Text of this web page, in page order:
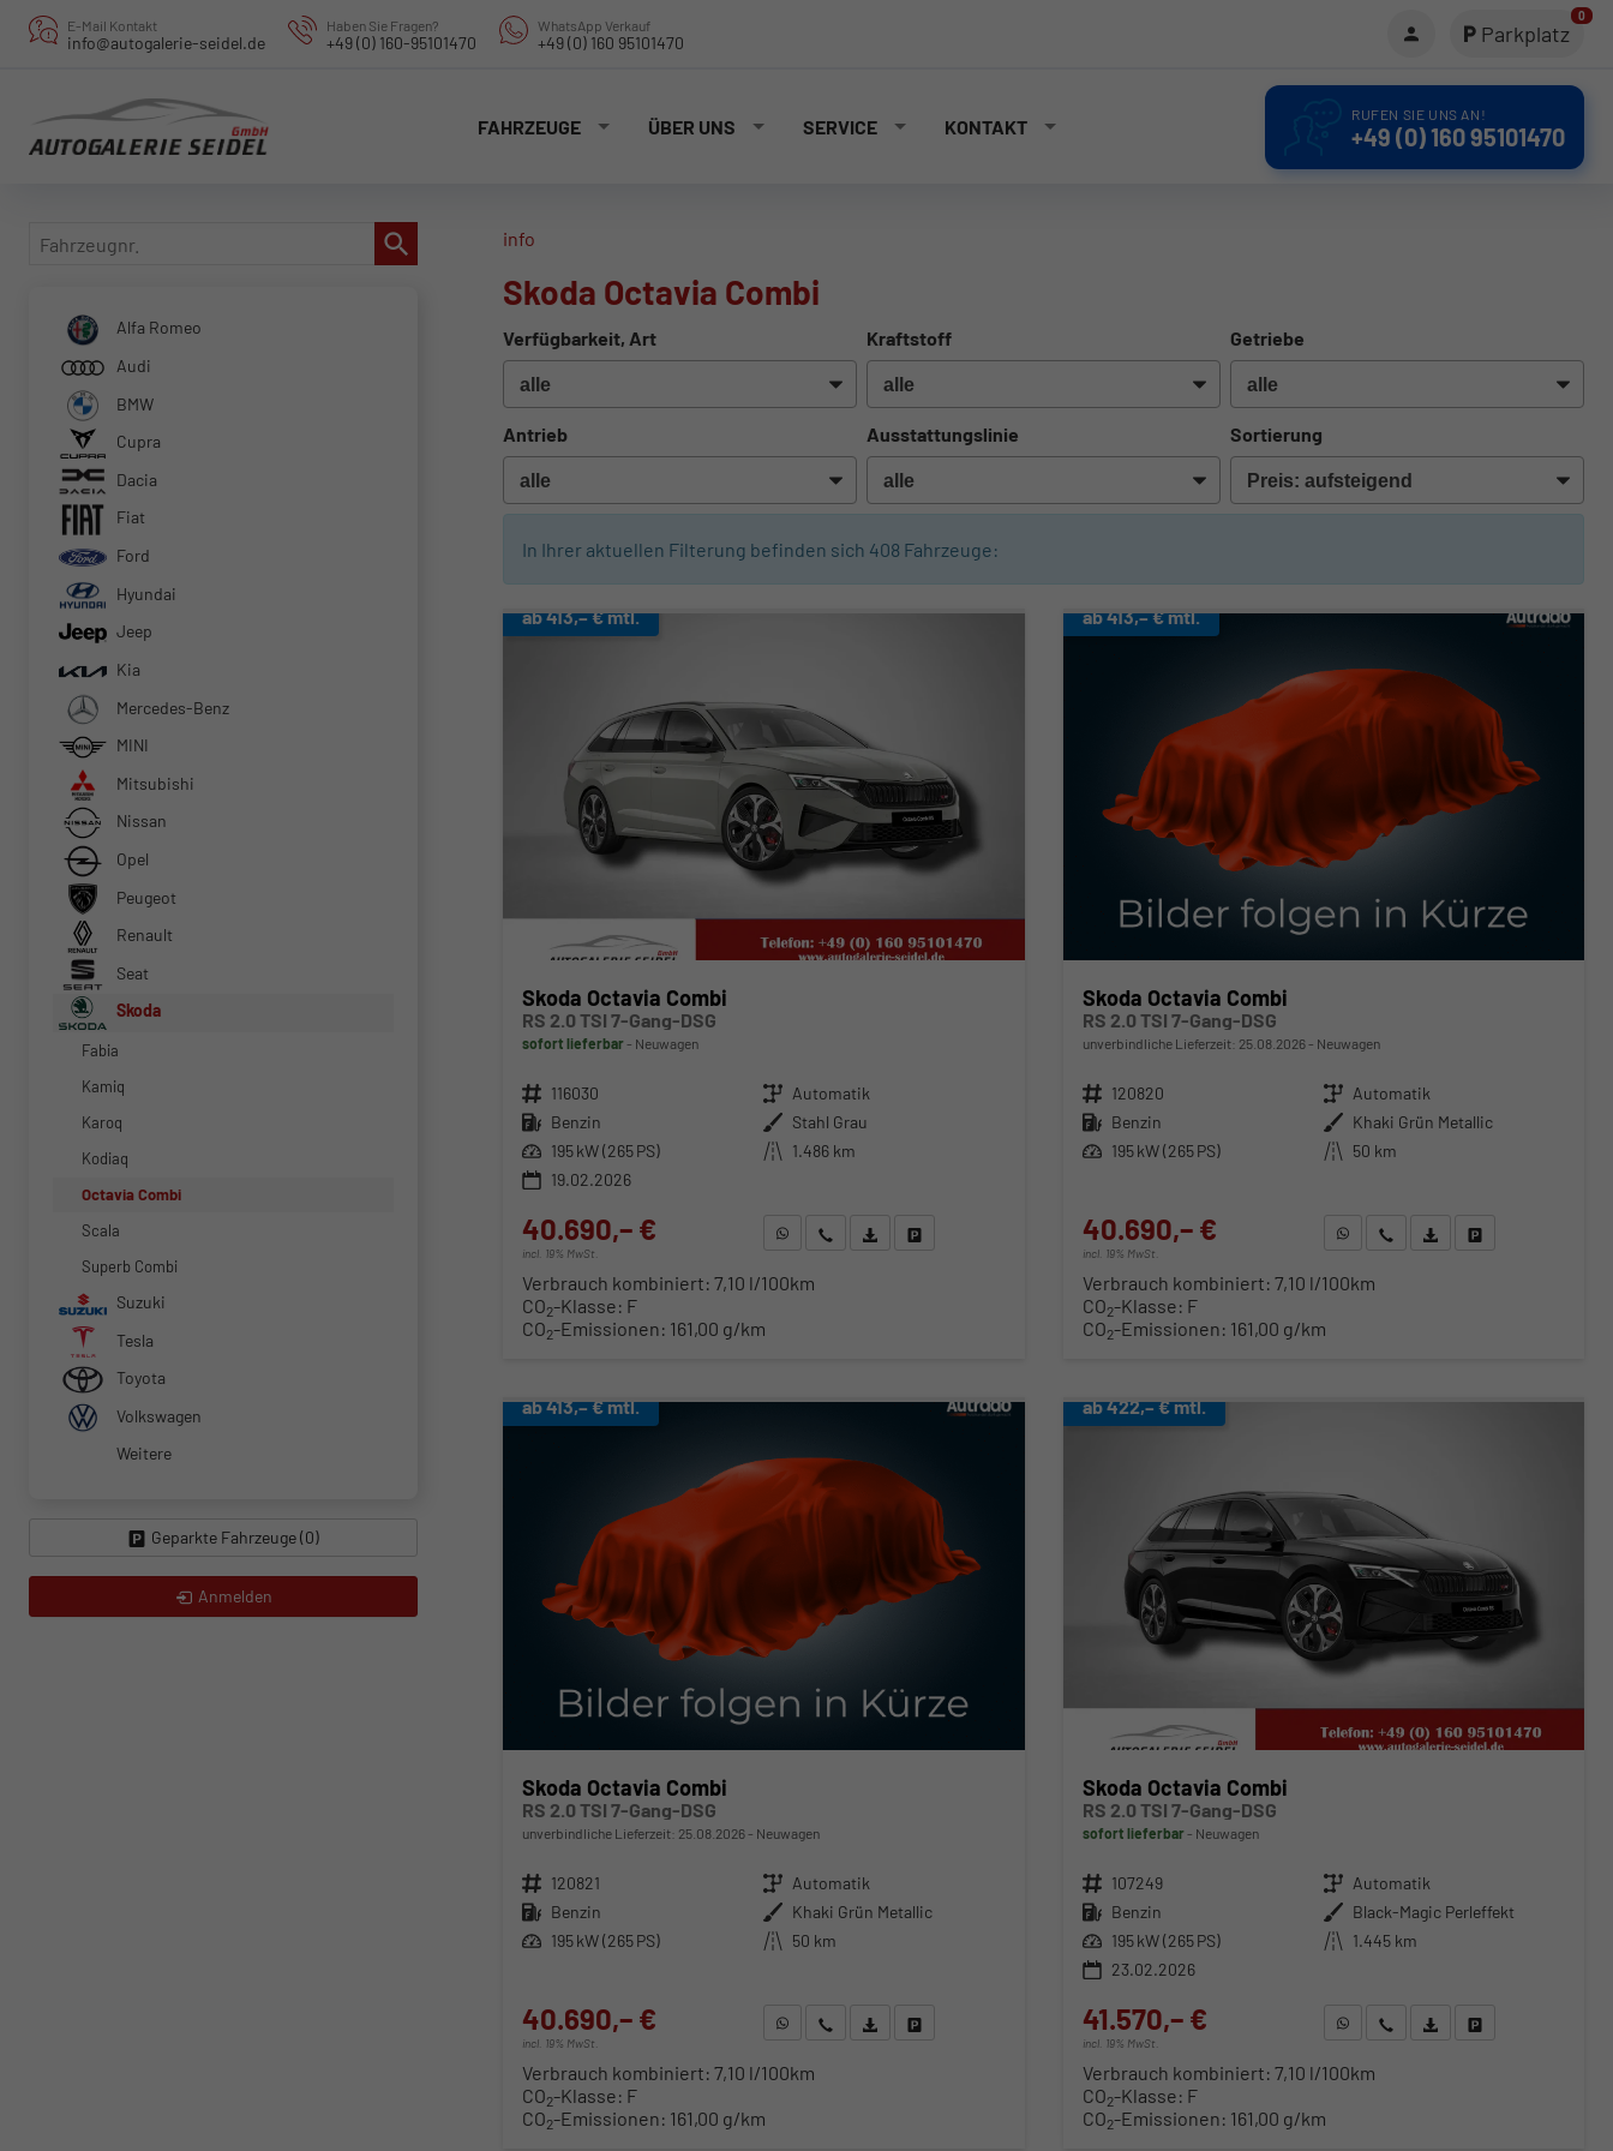
E-Mail Kontakt
info@autogalerie-seidel.de
Haben Sie Fragen?
+49 (0) 160-95101470
WhatsApp Verkauf
+49 (0) 160 95101470 Parkplatz
0
FAHRZEUGE ÜBER UNS SERVICE KONTAKT
RUFEN SIE UNS AN!
+49 (0) 160 95101470
info
Skoda Octavia Combi
Verfügbarkeit, Art Kraftstoff Getriebe
Antrieb Ausstattungslinie Sortierung
In Ihrer aktuellen Filterung befinden sich 408 Fahrzeuge:
ab 413,– € mtl.
Skoda Octavia Combi
RS 2.0 TSI 7-Gang-DSG
sofort lieferbar Neuwagen
Fahrzeugnr. 116030 Getriebe Automatik
Kraftstoff Benzin Außenfarbe Stahl Grau
Leistung 195 kW (265 PS) Kilometerstand 1.486 km
19.02.2026
40.690,– €
incl. 19% MwSt.
WhatsApp anfragen
Wir rufen Sie anFahrzeugexposé (PDF)
Verbrauch kombiniert:7,10 l/100km
CO2-Klasse: F
CO2-Emissionen: 161,00 g/km
ab 413,– € mtl.
Skoda Octavia Combi
RS 2.0 TSI 7-Gang-DSG
unverbindliche Lieferzeit: 25.08.2026 Neuwagen
Fahrzeugnr. 120820 Getriebe Automatik
Kraftstoff Benzin Außenfarbe Khaki Grün Metallic
Leistung 195 kW (265 PS) Kilometerstand 50 km
40.690,– €
incl. 19% MwSt.
WhatsApp anfragen
Wir rufen Sie anFahrzeugexposé (PDF)
Fahrzeug parken
Verbrauch kombiniert: 7,10 l/100km
CO2-Klasse: F
CO2-Emissionen: 161,00 g/km
ab 413,– € mtl.
Skoda Octavia Combi
RS 2.0 TSI 7-Gang-DSG
unverbindliche Lieferzeit: 25.08.2026 Neuwagen
Fahrzeugnr. 120821 Getriebe Automatik
Kraftstoff Benzin Außenfarbe Khaki Grün Metallic
Leistung 195 kW (265 PS) Kilometerstand 50 km
40.690,– €
incl. 19% MwSt.
WhatsApp anfragen
Wir rufen Sie anFahrzeugexposé (PDF)
Verbrauch kombiniert:7,10 l/100km
CO2-Klasse: F
CO2-Emissionen: 161,00 g/km
ab 422,– € mtl.
Skoda Octavia Combi
RS 2.0 TSI 7-Gang-DSG
sofort lieferbar Neuwagen
Fahrzeugnr. 107249 Getriebe Automatik
Kraftstoff Benzin Außenfarbe Black-Magic Perleffekt
Leistung 195 kW (265 PS) Kilometerstand 1.445 km
23.02.2026
41.570,– €
incl. 19% MwSt.
WhatsApp anfragen
Wir rufen Sie anFahrzeugexposé (PDF)
Fahrzeug parken
Verbrauch kombiniert: 7,10 l/100km
CO2-Klasse: F
CO2-Emissionen: 161,00 g/km
Fahrzeugnr.
Alfa Romeo
Audi
BMW
Cupra
Dacia
Fiat
Ford
Hyundai
Jeep
Kia
Mercedes-Benz
MINI
Mitsubishi
Nissan
Opel
Peugeot
Renault
Seat
Skoda
Fabia
Kamiq
Karoq
Kodiaq
Octavia Combi
Scala
Superb Combi
Suzuki
Tesla
Toyota
Volkswagen
Weitere
Geparkte Fahrzeuge (0)
Anmelden